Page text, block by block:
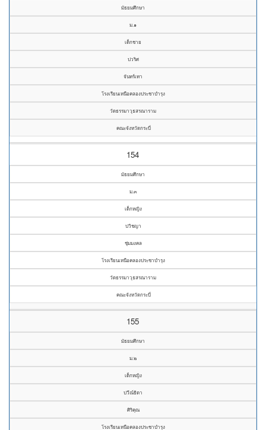
มัธยมศึกษา
ม.๑
เด็กชาย
ปวริศ
จันทร์เทา
โรงเรียนเหนือคลองประชาบำรุง
วัดธรรมาวุธสรณาราม
คณะจังหวัดกระบี่
154
มัธยมศึกษา
ม.๓
เด็กหญิง
ปวิชญา
ชุ่มมงคล
โรงเรียนเหนือคลองประชาบำรุง
วัดธรรมาวุธสรณาราม
คณะจังหวัดกระบี่
155
มัธยมศึกษา
ม.๒
เด็กหญิง
ปวีณ์ธิดา
ศิริคุณ
โรงเรียนเหนือคลองประชาบำรุง